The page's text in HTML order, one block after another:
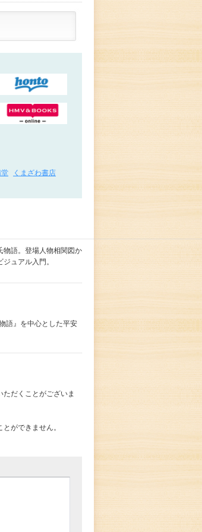
くまざわ書店
物語。登場人物相関図か
ュアル入門。
語』を中心とした平安
だくことがございま
ができません。